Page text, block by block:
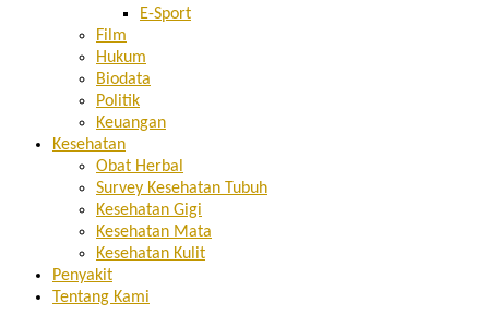
E-Sport
Film
Hukum
Biodata
Politik
Keuangan
Kesehatan
Obat Herbal
Survey Kesehatan Tubuh
Kesehatan Gigi
Kesehatan Mata
Kesehatan Kulit
Penyakit
Tentang Kami